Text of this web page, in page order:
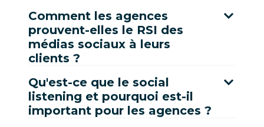
Comment les agences
prouvent-elles le RSI des
médias sociaux à leurs
clients ?
Qu'est-ce que le social
listening et pourquoi est-il
important pour les agences ?